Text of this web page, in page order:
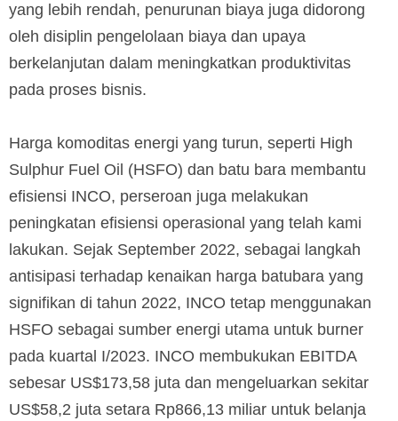
yang lebih rendah, penurunan biaya juga didorong
oleh disiplin pengelolaan biaya dan upaya
berkelanjutan dalam meningkatkan produktivitas
pada proses bisnis.
Harga komoditas energi yang turun, seperti High
Sulphur Fuel Oil (HSFO) dan batu bara membantu
efisiensi INCO, perseroan juga melakukan
peningkatan efisiensi operasional yang telah kami
lakukan. Sejak September 2022, sebagai langkah
antisipasi terhadap kenaikan harga batubara yang
signifikan di tahun 2022, INCO tetap menggunakan
HSFO sebagai sumber energi utama untuk burner
pada kuartal I/2023. INCO membukukan EBITDA
sebesar US$173,58 juta dan mengeluarkan sekitar
US$58,2 juta setara Rp866,13 miliar untuk belanja